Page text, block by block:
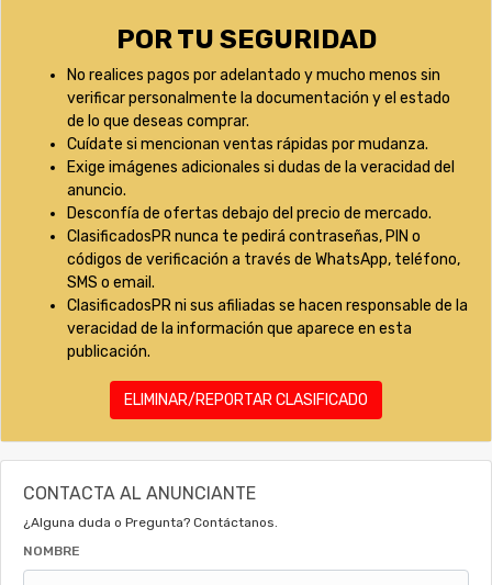
POR TU SEGURIDAD
No realices pagos por adelantado y mucho menos sin
verificar personalmente la documentación y el estado
de lo que deseas comprar.
Cuídate si mencionan ventas rápidas por mudanza.
Exige imágenes adicionales si dudas de la veracidad del
anuncio.
Desconfía de ofertas debajo del precio de mercado.
ClasificadosPR nunca te pedirá contraseñas, PIN o
códigos de verificación a través de WhatsApp, teléfono,
SMS o email.
ClasificadosPR ni sus afiliadas se hacen responsable de la
veracidad de la información que aparece en esta
publicación.
ELIMINAR/REPORTAR CLASIFICADO
CONTACTA AL ANUNCIANTE
¿Alguna duda o Pregunta? Contáctanos.
NOMBRE